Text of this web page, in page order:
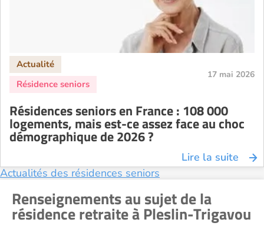
17 mai 2026
Résidences seniors en France : 108 000
logements, mais est-ce assez face au choc
démographique de 2026 ?
Lire la suite
Actualités des résidences seniors
Renseignements au sujet de la
résidence retraite à Pleslin-Trigavou